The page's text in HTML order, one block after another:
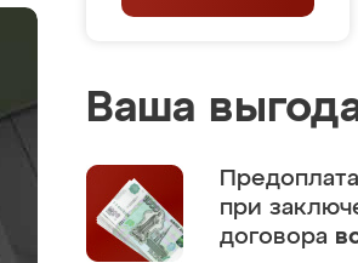
Ваша
Предоплата
при
договора